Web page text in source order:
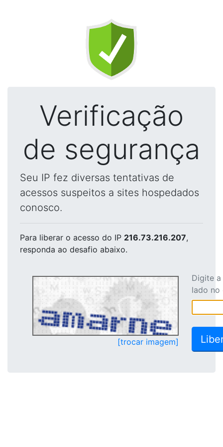
Verificação
de segurança
Seu IP fez diversas tentativas de
acessos suspeitos a sites hospedados
conosco.
Para liberar o acesso do IP 216.73.216.207,
responda ao desafio abaixo.
[trocar imagem]
Digite
lado no